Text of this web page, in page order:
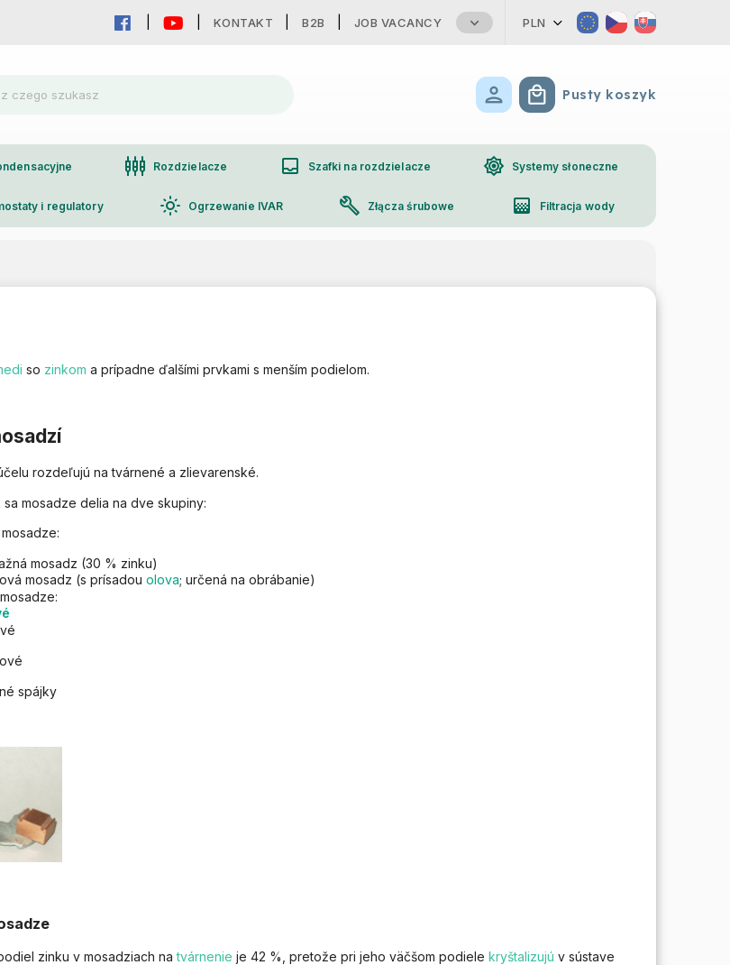
KONTAKT B2B JOB VACANCY PLN
Koszyk
Pusty koszyk
settings_input_component Rozdzielacze inbox Szafki na rozdzielacze brightness_high Systemy słoneczne
i regulatory light_mode Ogrzewanie IVAR build Złącza śrubowe gradient Filtracja wody
so zinkom a prípadne ďalšími prvkami s menším podielom.
rozdeľujú na tvárnené a zlievarenské.
mosadze delia na dve skupiny:
mosadz (30 % zinku)
mosadz (s prísadou olova; určená na obrábanie)
spájky
zinku v mosadziach na tvárnenie je 42 %, pretože pri jeho väčšom podiele kryštalizujú v sústave